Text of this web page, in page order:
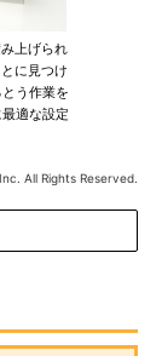
上げられ
に見つけ
う作業を
適な設定
All Rights Reserved.